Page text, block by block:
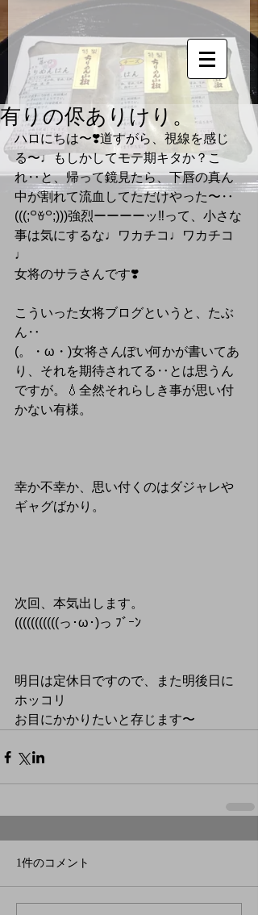
有りの侭ありけり。
ハロにちは〜❣️道すがら、視線を感じ
る〜♩もしかしてモテ期キタか？こ
れ‥と、帰って鏡見たら、下唇の真ん
中が割れて流血してただけやった〜‥
(((;꒪ꈊ꒪;)))強烈ーーーーッ‼️って、小さな
事は気にするな♩ワカチコ♩ワカチコ
♩
女将のサラさんです❣️
こういった女将ブログというと、たぶ
ん‥
(。・ω・)女将さんぽい何かが書いてあ
り、それを期待されてる‥とは思うん
ですが。💧全然それらしき事が思い付
かない有様。
幸か不幸か、思い付くのはダジャレや
ギャグばかり。
次回、本気出します。
(((((((((((っ･ω･)っ ﾌﾞｰﾝ
明日は定休日ですので、また明後日に
ホッコリ
お目にかかりたいと存じます〜
1件のコメント